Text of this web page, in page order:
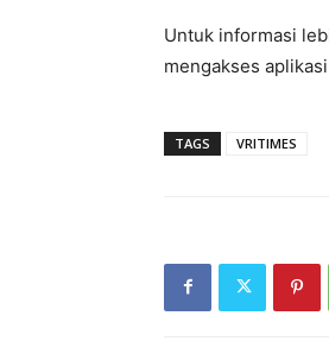
Untuk informasi
mengakses
TAGS VRITIMES